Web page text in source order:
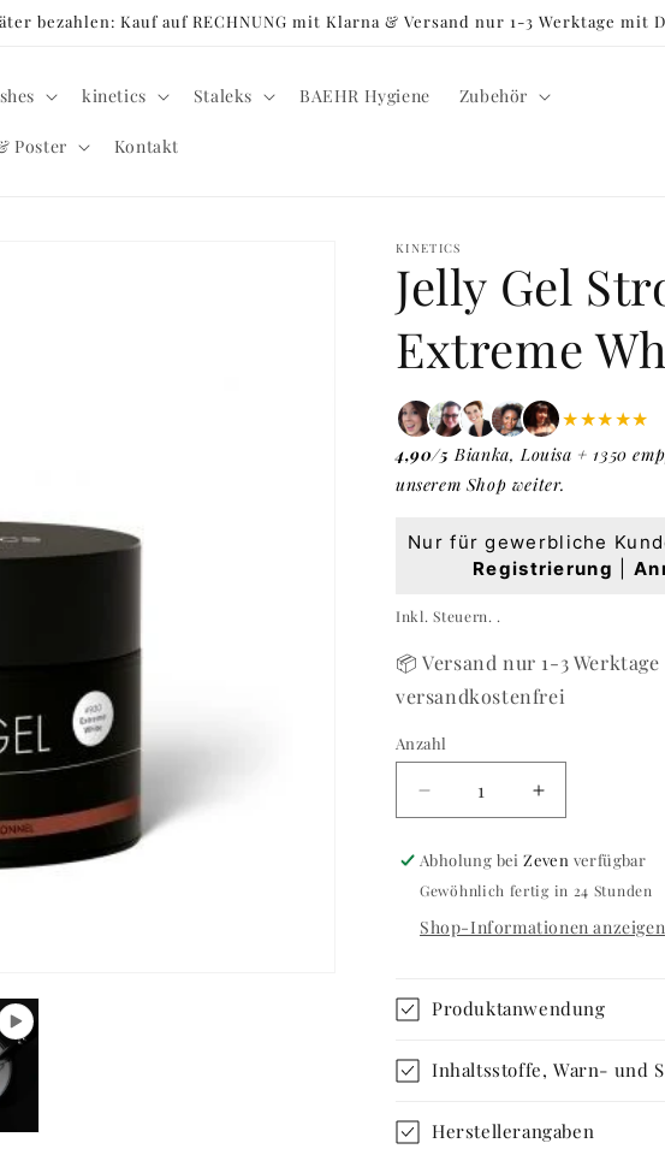
bezahlen: Kauf auf RECHNUNG mit Klarna & Versand nur 1-3 Werktage mit
kinetics Staleks BAEHR Hygiene Zubehör
Poster Kontakt
KINETICS
Jelly Gel
Extreme
★★★★★
4,90/5 Bianka, Louisa + 1350
unserem Shop weiter.
Normaler
Nur für gewerbliche
Registrierung
Inkl. Steuern. .
📦 Versand nur 1-3 Werktage
versandkostenfrei
Anzahl
Anzahl
Verringere
die
Menge
Jelly
Gel
Extreme
Erhöhe
die
Menge
Jelly
Gel
Extreme
Abholung beiZeven verfügbar
Gewöhnlich fertig in 24 Stunden
Shop-Informationen anzeigen
Produktanwendung
Inhaltsstoffe, Warn- und
Herstellerangaben